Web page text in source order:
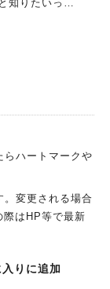
知りたいっ
地域によって全
あるかは把握し
たいよね。 新
ハートマークや
変更される場合
際はHP等で最新
りに追加